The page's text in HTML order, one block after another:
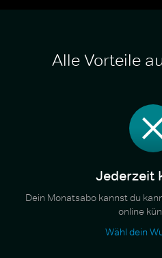
Alle Vorteile
Jederzeit
Dein Monatsabo kannst du
online
Wähl dein